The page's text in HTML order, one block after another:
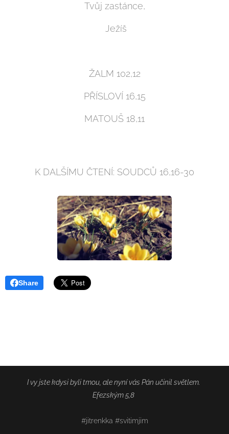
Tvůj zastánce,
Ježíš
ŽALM 102,12
PŘÍSLOVÍ 16,15
MATOUŠ 18,11
K DALŠÍMU ČTENÍ: SOUDCŮ 16,16-30
Share
I vy jste kdysi byli tmou, ale nyní vás Pán učinil světlem.
Efezským 5,8
#jitrenkka #svitimjim